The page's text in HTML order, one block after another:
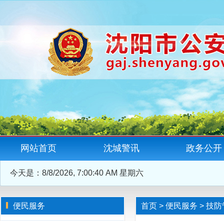
网站首页 沈城警讯 政务公开
今天是： 8/8/2026, 7:00:40 AM 星期六
便民服务 首页 > 便民服务 > 技防